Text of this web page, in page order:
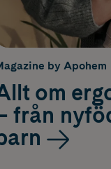
by Apohem
om
från